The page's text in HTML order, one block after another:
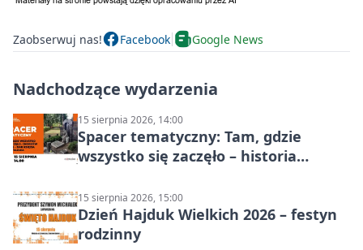
Zaobserwuj nas! Facebook Google News
Nadchodzące wydarzenia
15 sierpnia 2026, 14:00
Spacer tematyczny: Tam, gdzie
wszystko się zaczęło – historia
15 sierpnia 2026, 15:00
Dzień Hajduk Wielkich 2026 – festyn
rodzinny